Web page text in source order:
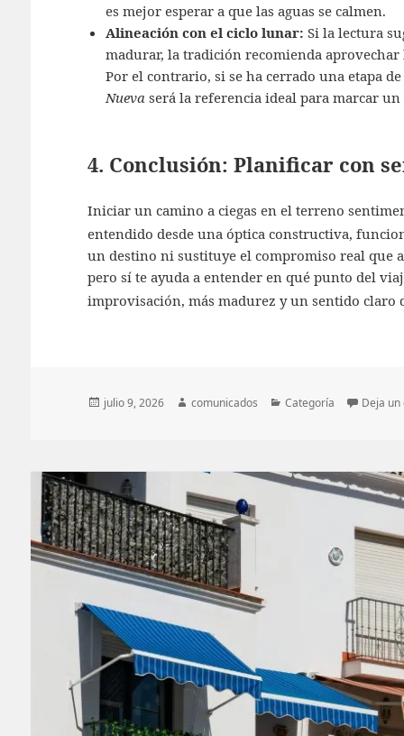
es mejor esperar a que las aguas se calmen.
Alineación con el ciclo lunar: Si la lectura
madurar, la tradición recomienda
Por el contrario, si se ha cerrado una etapa
Nuevaserá la referencia ideal para marcar
4. Conclusión: Planificar con
Iniciar un camino a ciegas en el terreno
entendido desde una óptica constructiva,
un destino ni sustituye el compromiso real que
pero sí te ayuda a entender en qué punto del
improvisación, más madurez y un sentido claro
Publicado
julio 9, 2026 Autor
comunicados Categorías
Categoría Deja